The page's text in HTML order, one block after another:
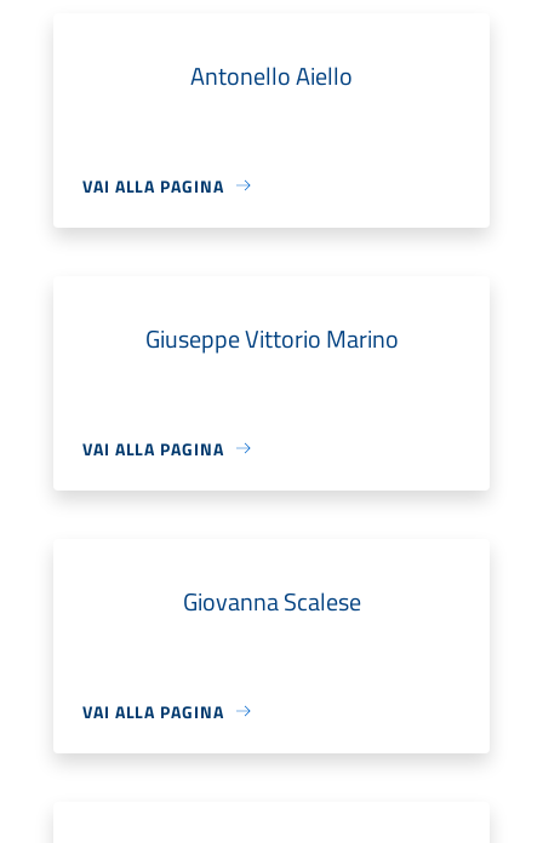
Antonello Aiello
VAI ALLA PAGINA
Giuseppe Vittorio Marino
VAI ALLA PAGINA
Giovanna Scalese
VAI ALLA PAGINA